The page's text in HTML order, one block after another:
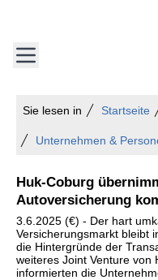
Sie lesen in Startseite
Unternehmen &
Huk-Coburg
Autoversicherung
3.6.2025 (€) - Der hart
Versicherungsmarkt bleibt
die Hintergründe der
weiteres Joint Venture von
informierten die